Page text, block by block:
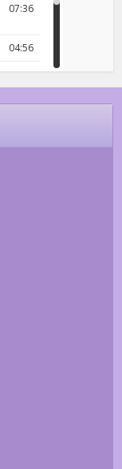
07:36
04:56
18:00
04:43